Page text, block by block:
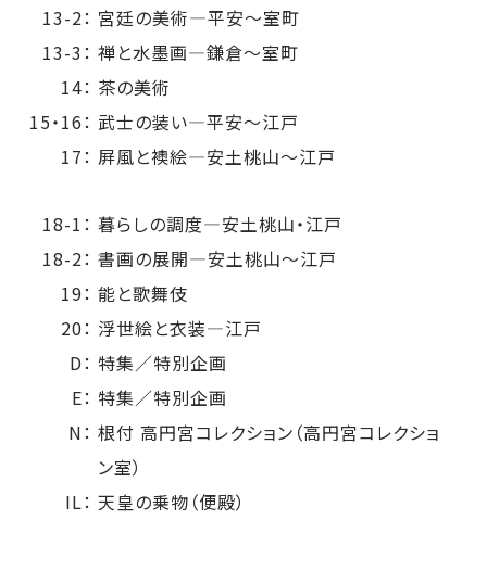
13-2： 宮廷の美術―平安～室町
13-3： 禅と水墨画―鎌倉～室町
14： 茶の美術
15・16： 武士の装い―平安～江戸
17： 屛風と襖絵―安土桃山～江戸
18-1： 暮らしの調度―安土桃山・江戸
18-2： 書画の展開―安土桃山～江戸
19： 能と歌舞伎
20： 浮世絵と衣装―江戸
D： 特集／特別企画
E： 特集／特別企画
N： 根付 高円宮コレクション（高円宮コレクショ
ン室）
IL： 天皇の乗物（便殿）